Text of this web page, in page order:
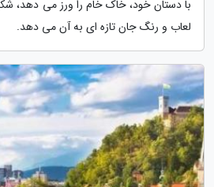
با دستان خود، خاک خام را ورز می دهد،
لعاب و رنگ جان تازه ای به آن می دهد.